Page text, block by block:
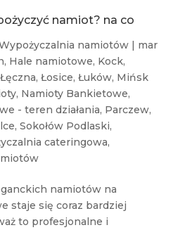
namiot? na co
namiotów| mar
, Hale namiotowe, Kock,
Łęczna, Łosice, Łuków, Mińsk
, Namioty Bankietowe,
- teren działania, Parczew,
, Sokołów Podlaski,
cateringowa,
namiotów na
staje się coraz bardziej
to profesjonalne i